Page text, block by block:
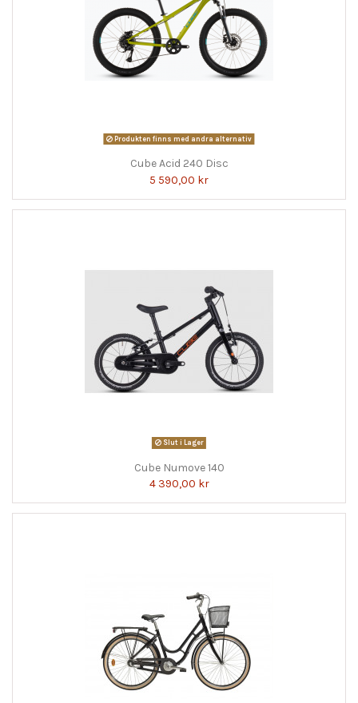
Produkten finns med andra alternativ
Cube Acid 240 Disc
5 590,00 kr
Slut i Lager
Cube Numove 140
4 390,00 kr